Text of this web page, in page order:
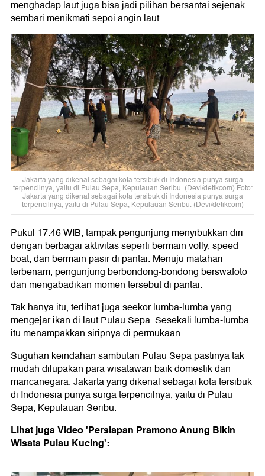
menghadap laut juga bisa jadi pilihan bersantai sejenak
sembari menikmati sepoi angin laut.
Jakarta yang dikenal sebagai kota tersibuk di Indonesia punya surga
terpencilnya, yaitu di Pulau Sepa, Kepulauan Seribu. (Devi/detikcom) Foto:
Jakarta yang dikenal sebagai kota tersibuk di Indonesia punya surga
terpencilnya, yaitu di Pulau Sepa, Kepulauan Seribu. (Devi/detikcom)
Pukul 17.46 WIB, tampak pengunjung menyibukkan diri
dengan berbagai aktivitas seperti bermain volly, speed
boat, dan bermain pasir di pantai. Menuju matahari
terbenam, pengunjung berbondong-bondong berswafoto
dan mengabadikan momen tersebut di pantai.
Tak hanya itu, terlihat juga seekor lumba-lumba yang
mengejar ikan di laut Pulau Sepa. Sesekali lumba-lumba
itu menampakkan siripnya di permukaan.
Suguhan keindahan sambutan Pulau Sepa pastinya tak
mudah dilupakan para wisatawan baik domestik dan
mancanegara. Jakarta yang dikenal sebagai kota tersibuk
di Indonesia punya surga terpencilnya, yaitu di Pulau
Sepa, Kepulauan Seribu.
Lihat juga Video 'Persiapan Pramono Anung Bikin
Wisata Pulau Kucing':